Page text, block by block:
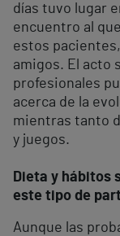
días tuvo lugar
encuentro al
estos
amigos. El acto
profesionales
acerca de la
mientras tanto
y juegos.
Dieta y hábitos
este tipo de
Aunque las